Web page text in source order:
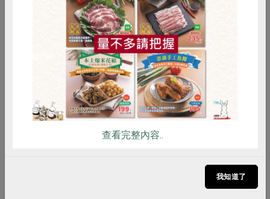
保證責任屏東縣永信蔬果運銷合作社
RPET 食譜 減硝酸鹽
雞蛋 食安 共同購買
查看完整內容..
我知道了